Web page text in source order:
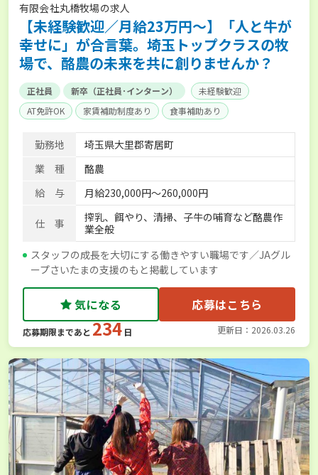
有限会社丸橋牧場の求人
【未経験歓迎／月給23万円～】「人と牛が
幸せに」が合言葉。埼玉トップクラスの牧
場で、酪農の未来を共に創りませんか？
正社員 新卒（正社員･インターン）
未経験歓迎
AT免許OK
家賃補助制度あり
食事補助あり
賞与実績あり
経験者優遇 社会保険完備
勤務地
埼玉県大里郡寄居町
業 種
酪農
給 与
月給230,000円〜260,000円
仕 事
搾乳、餌やり、清掃、子牛の哺育など酪農作
業全般
スタッフの成長を大切にする働きやすい職場です／JAグル
ープさいたまの支援のもと掲載しています
気になる 応募はこちら
応募期限まであと 234 日 更新日：2026.03.26